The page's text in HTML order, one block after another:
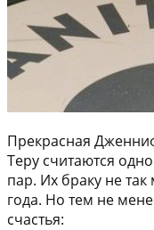
Прекрасная
Теру считаются
пар. Их браку не
года. Но тем не
счастья: